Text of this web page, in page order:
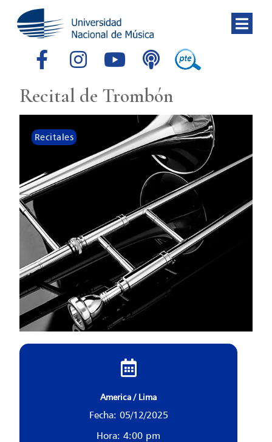
Recital de Trombón
Recitales
America / Lima
Fecha: 05/12/2025
Hora: 4:00 pm